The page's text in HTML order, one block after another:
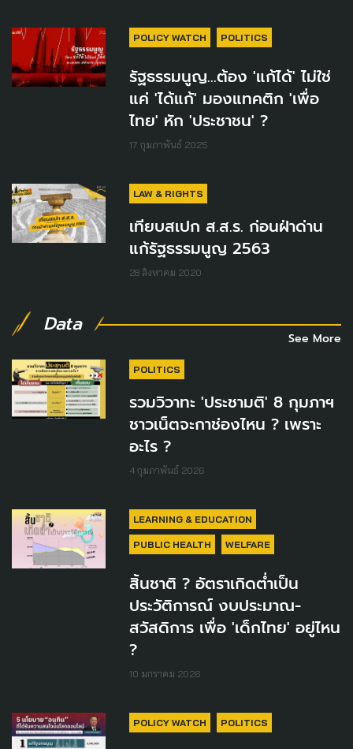
POLICY WATCH POLITICS
รัฐธรรมนูญ...ต้อง 'แก้ได้' ไม่ใช่
แค่ 'ได้แก้' มองแทคติก 'เพื่อ
ไทย' หัก 'ประชาชน' ?
17 กุมภาพันธ์ 2025
LAW & RIGHTS
เทียบสเปก ส.ส.ร. ก่อนฝ่าด่าน
แก้รัฐธรรมนูญ 2563
28 สิงหาคม 2020
Data
See More
POLITICS
รวมวิวาทะ 'ประชามติ' 8 กุมภาฯ
ชาวเน็ตจะกาช่องไหน ? เพราะ
อะไร ?
4 กุมภาพันธ์ 2026
LEARNING & EDUCATION
PUBLIC HEALTH WELFARE
สิ้นชาติ​ ? อัตราเกิดต่ำเป็น
ประวัติการณ์ งบประมาณ-
สวัสดิการ เพื่อ 'เด็กไทย' อยู่ไหน
?
10 มกราคม 2026
POLICY WATCH POLITICS